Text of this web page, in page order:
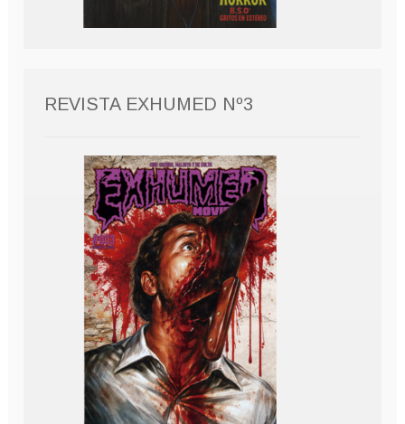
REVISTA EXHUMED Nº3